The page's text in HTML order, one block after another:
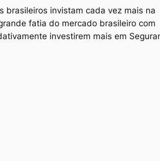
brasileiros invistam cada vez mais na
fatia do mercado brasileiro com
investirem mais em